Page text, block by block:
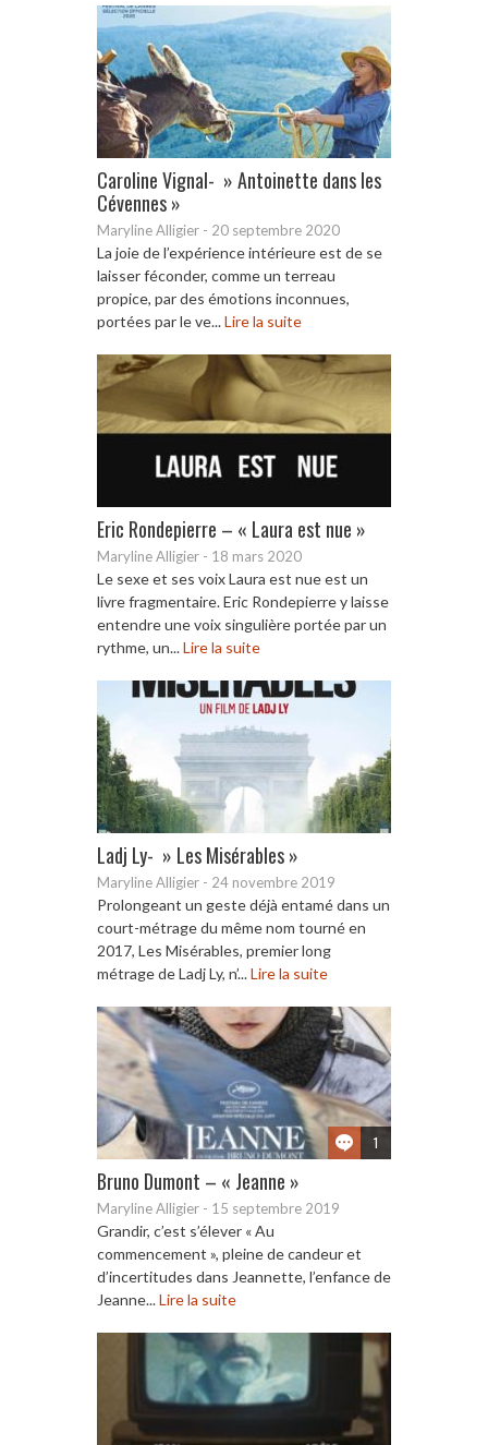
Caroline Vignal- » Antoinette dans les
Cévennes »
Maryline Alligier - 20 septembre 2020
La joie de l’expérience intérieure est de se
laisser féconder, comme un terreau
propice, par des émotions inconnues,
portées par le ve...Lire la suite
Eric Rondepierre – « Laura est nue »
Maryline Alligier - 18 mars 2020
Le sexe et ses voix Laura est nue est un
livre fragmentaire. Eric Rondepierre y laisse
entendre une voix singulière portée par un
rythme, un...Lire la suite
Ladj Ly- » Les Misérables »
Maryline Alligier - 24 novembre 2019
Prolongeant un geste déjà entamé dans un
court-métrage du même nom tourné en
2017, Les Misérables, premier long
métrage de Ladj Ly, n’...Lire la suite
1
Bruno Dumont – « Jeanne »
Maryline Alligier - 15 septembre 2019
Grandir, c’est s’élever « Au
commencement », pleine de candeur et
d’incertitudes dans Jeannette, l’enfance de
Jeanne...Lire la suite